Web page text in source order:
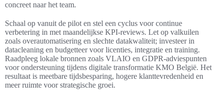
concreet naar het team.
Schaal op vanuit de pilot en stel een cyclus voor continue
verbetering in met maandelijkse KPI-reviews. Let op valkuilen
zoals overautomatisering en slechte datakwaliteit; investeer in
datacleaning en budgetteer voor licenties, integratie en training.
Raadpleeg lokale bronnen zoals VLAIO en GDPR-adviespunten
voor ondersteuning tijdens digitale transformatie KMO België. Het
resultaat is meetbare tijdsbesparing, hogere klanttevredenheid en
meer ruimte voor strategische groei.